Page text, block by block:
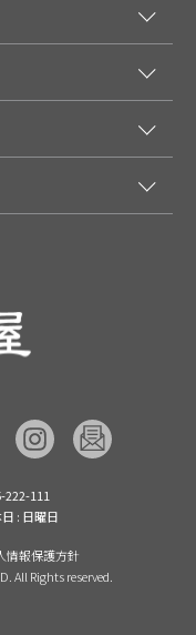
）
222-111
: 日曜日
情報保護方針
All Rights reserved.